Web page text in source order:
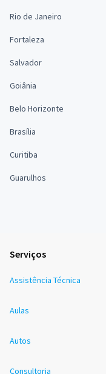
Rio de Janeiro
Fortaleza
Salvador
Goiânia
Belo Horizonte
Brasília
Curitiba
Guarulhos
Serviços
Assistência Técnica
Aulas
Autos
Consultoria